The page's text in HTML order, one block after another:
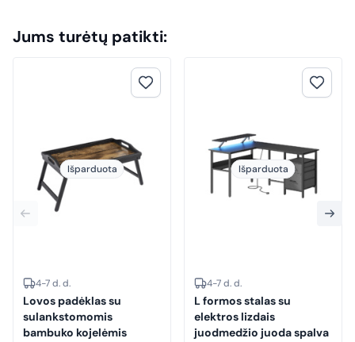
Jums turėtų patikti:
Išparduota
4-7 d. d.
Lovos padėklas su
sulankstomomis
bambuko kojelėmis
Išparduota
4-7 d. d.
L formos stalas su
elektros lizdais
juodmedžio juoda spalva